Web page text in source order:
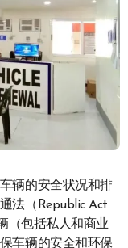
辆的安全状况和排
法（Republic Act
（包括私人和商业
车辆的安全和环保